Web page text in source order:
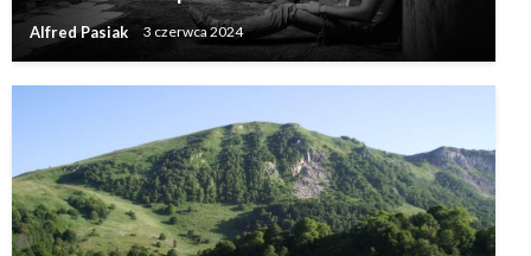
Alfred Pasiak 3 czerwca 2024